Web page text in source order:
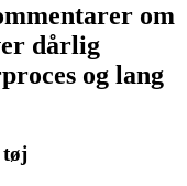
om
dårlig
og lang
tøj